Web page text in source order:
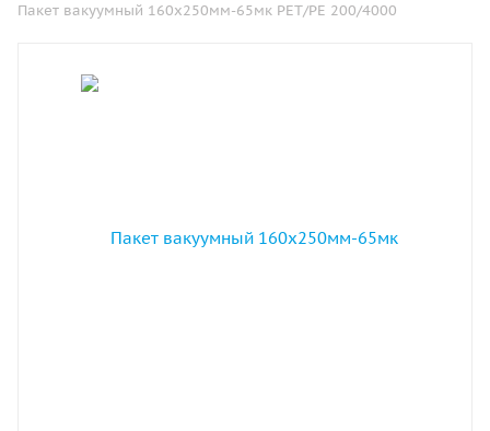
Пакет вакуумный 160х250мм-65мк РЕТ/РЕ 200/4000